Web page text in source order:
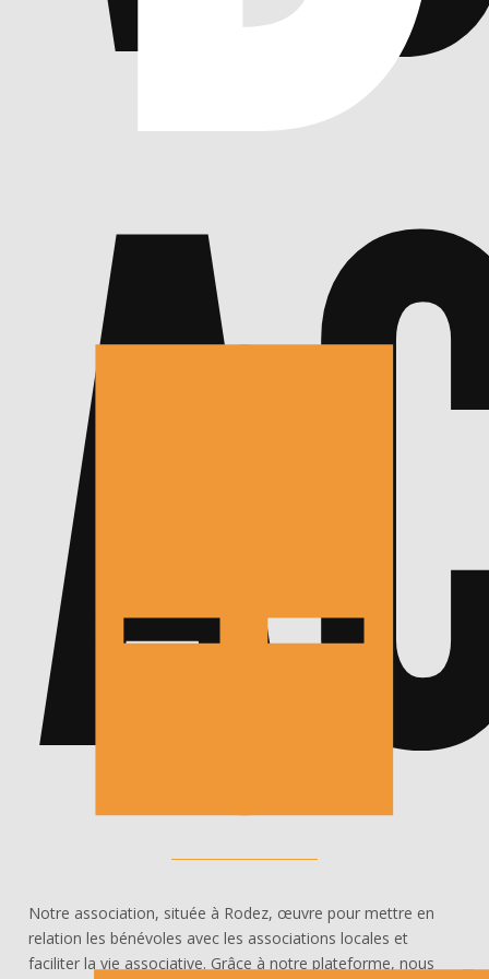
--
Notre association, située à Rodez, œuvre pour mettre en
relation les bénévoles avec les associations locales et
faciliter la vie associative. Grâce à notre plateforme, nous